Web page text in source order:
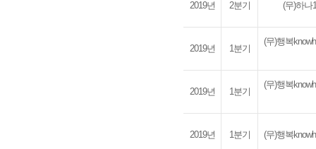
2019년 2분기 (무)하나
2019년 1분기
(무)행복
2019년 1분기
(무)행복
2019년 1분기 (무)행복